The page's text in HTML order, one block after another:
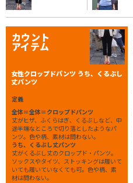
カウント
アイテム
女性クロップドパンツ うち、くるぶし
丈パンツ
定義
全体＝全体＝クロップドパンツ
丈がヒザ、ふくらはぎ、くるぶしなど、中
途半端なところで切り落としたようなパ
ンツ。色や柄、素材は問わない。
うち、くるぶし丈パンツ
丈がくるぶし丈のクロップド・パンツ。
ソックスやタイツ、ストッキングは履いて
いても履いていなくても可。色や柄、素
材は問わない。